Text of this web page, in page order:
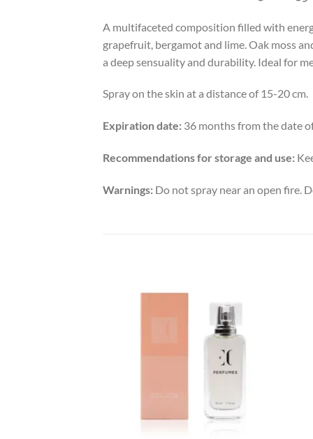
A multifaceted composition filled with
grapefruit, bergamot and lime. Oak moss
a deep sensuality and durability. Ideal for
Spray on the skin at a distance of 15-20 cm.
Expiration date: 36 months from the date
Recommendations for storage and use:
Warnings: Do not spray near an open fire.